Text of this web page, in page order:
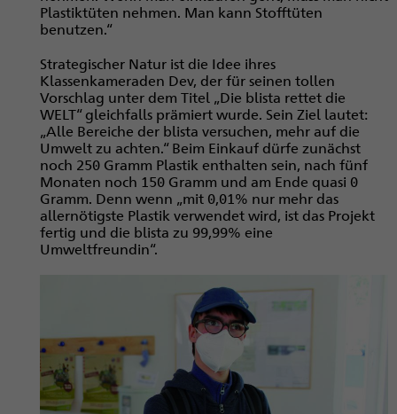
Plastiktüten nehmen. Man kann Stofftüten
benutzen.“
Strategischer Natur ist die Idee ihres
Klassenkameraden Dev, der für seinen tollen
Vorschlag unter dem Titel „Die blista rettet die
WELT“ gleichfalls prämiert wurde. Sein Ziel lautet:
„Alle Bereiche der blista versuchen, mehr auf die
Umwelt zu achten.“ Beim Einkauf dürfe zunächst
noch 250 Gramm Plastik enthalten sein, nach fünf
Monaten noch 150 Gramm und am Ende quasi 0
Gramm. Denn wenn „mit 0,01% nur mehr das
allernötigste Plastik verwendet wird, ist das Projekt
fertig und die blista zu 99,99% eine
Umweltfreundin“.